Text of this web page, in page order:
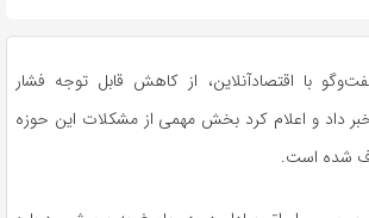
با اقتصادآنلاین، از کاهش قابل توجه فشار
خبر داد و اعلام کرد بخش مهمی از مشکلات این حوزه
شده است.